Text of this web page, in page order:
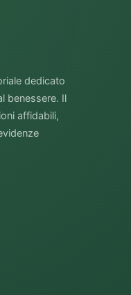
dedicato
benessere. Il
affidabili,